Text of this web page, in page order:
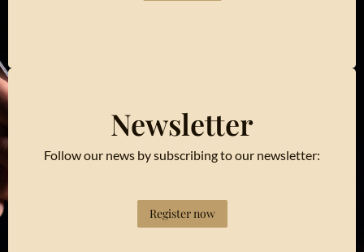
Newsletter
Follow our news by subscribing to our newsletter:
Register now